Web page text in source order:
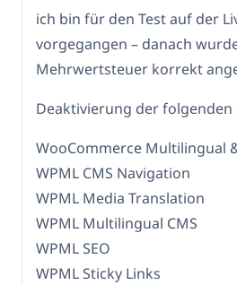
ich bin für den Test auf der
vorgegangen – danach
Mehrwertsteuer korrekt
Deaktivierung der folgenden
WooCommerce Multilingual
WPML CMS Navigation
WPML Media Translation
WPML Multilingual CMS
WPML SEO
WPML Sticky Links